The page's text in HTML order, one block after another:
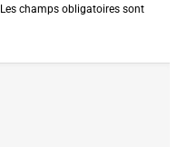
Les champs obligatoires sont